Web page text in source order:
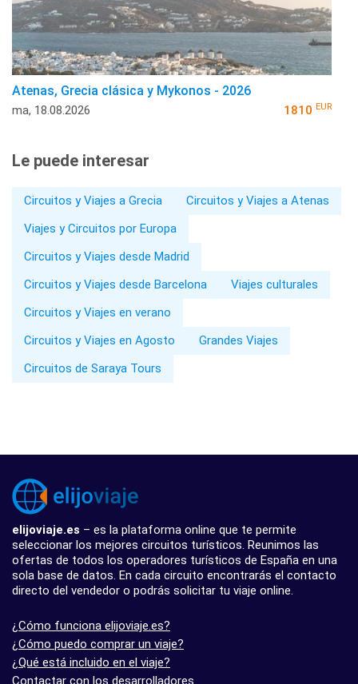
Atenas, Grecia clásica y Mykonos - 2026
ma, 18.08.2026 1810 EUR
Le puede interesar
Circuitos y Viajes a Grecia
Circuitos y Viajes a Atenas
Viajes y Circuitos por Europa
Circuitos y Viajes desde Madrid
Circuitos y Viajes desde Barcelona
Viajes culturales
Circuitos y Viajes en verano
Circuitos y Viajes en Agosto
Grandes Viajes
Circuitos de Saraya Tours
elijoviaje.es – es la plataforma online que te permite
seleccionar los mejores circuitos turísticos. Reunimos las
ofertas de todos los operadores turísticos de España en una
sola base de datos. En cada circuito encontrarás el contacto
directo del vendedor o podrás solicitar tu viaje online.
¿Cómo funciona elijoviaje.es?
¿Cómo puedo comprar un viaje?
¿Qué está incluido en el viaje?
Contactar con los desarrolladores